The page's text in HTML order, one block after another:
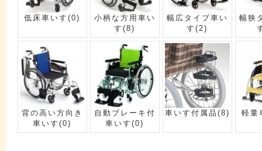
低床車いす(0)
小柄な方用車い
す(8)
幅広タイプ車い
す(2)
幅狭
背の高い方向き
車いす(0)
自動ブレーキ付
車いす(0)
車いす付属品 (8) 軽量